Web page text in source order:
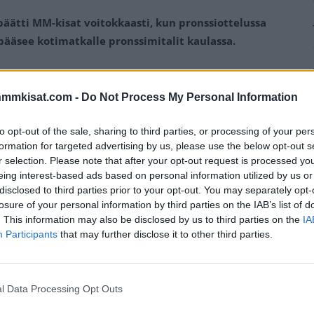
- Do Not Process My Personal Information
opt-out of the sale, sharing to third parties, or processing of your
for targeted advertising by us, please use the below opt-out
selection. Please note that after your opt-out request is processed
interest-based ads based on personal information utilized by us
to third parties prior to your opt-out. You may separately
of your personal information by third parties on the IAB’s list of
This information may also be disclosed by us to third parties on the
Participants that may further disclose it to other third parties.
Data Processing Opt Outs
MM-kisat voitokkaasti, kun pronssiottelussa
kotimatkalle pronssimitalit kaulassa.
MM-kisojen pronssiottelussa Tshekin. Suomen
toistamiseen tässä turnauksessa ja eteni
suomalaisten nuorten kaulaan ripustettiin.Ondrej
joukkueensa ensimmäistä ja viimeistä kertaa
erässä tasoihin, kunJoakim Kemellohjasi
erätauolle.
Mainos: